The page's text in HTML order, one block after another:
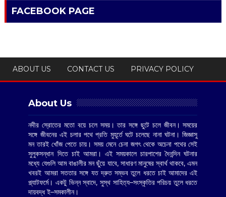
FACEBOOK PAGE
ABOUT US CONTACT US PRIVACY POLICY
About Us
নদীর স্রোতের মতো বয়ে চলে সময়। তার সঙ্গে ছুটে চলে জীবন। সময়ের
সঙ্গে জীবনের এই চলার পথে প্রতি মুহূর্তে ঘটে চলেছে নানা ঘটনা। জিজ্ঞাসু
মন তারই খোঁজ পেতে চায়। সময় মেনে চেনা জগৎ থেকে অচেনা পথের সেই
সুলুকসন্ধান দিতে চাই আমরা। এই সময়কালে চারপাশের দৈনন্দিন ঘটনার
মধ্যে যেগুলি আম বাঙালীর মন ছুঁয়ে যাবে, সাধারণ মানুষের স্বার্থ থাকবে, এমন
খবরই আমরা সততার সঙ্গে যত দ্রুত সম্ভব তুলে ধরতে চাই আমাদের এই
প্ল্যাটফর্মে। একটু ভিন্ন স্বাদে, সুস্থ সাহিত্য–সংস্কৃতির পরিচয় তুলে ধরতে
দায়বদ্ধ ই–সমকালীন।